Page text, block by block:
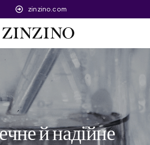
zinzino.com
й надійне